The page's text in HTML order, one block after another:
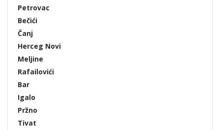
Petrovac
Bečići
Čanj
Herceg Novi
Meljine
Rafailovići
Bar
Igalo
Pržno
Tivat